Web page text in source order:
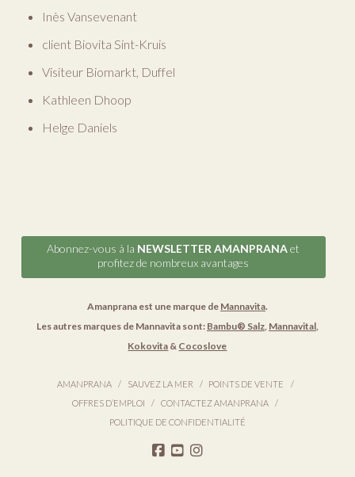
Inès Vansevenant
client Biovita Sint-Kruis
Visiteur Biomarkt, Duffel
Kathleen Dhoop
Helge Daniels
Abonnez-vous à la NEWSLETTER AMANPRANAet
profitez de nombreux avantages
Amanprana est une marque de Mannavita.
Les autres marques de Mannavita sont: Bambu® Salz, Mannavital,
Kokovita & Cocoslove
AMANPRANA SAUVEZ LA MER
POINTS DE VENTE
OFFRES D’EMPLOI
CONTACTEZ AMANPRANA
POLITIQUE DE CONFIDENTIALITÉ